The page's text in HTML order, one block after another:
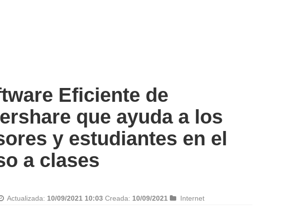
Eficiente de
que ayuda a los
y estudiantes en el
a clases
Actualizada: 10/09/2021 10:03 Creada: 10/09/2021 Internet